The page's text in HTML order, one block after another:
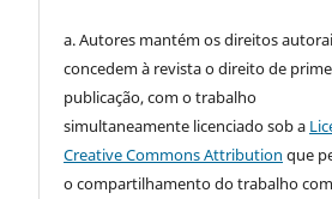
a. Autores mantém os direitos
concedem à revista o direito de
publicação, com o trabalho
simultaneamente licenciado sob a
Creative Commons Attribution que
o compartilhamento do trabalho com